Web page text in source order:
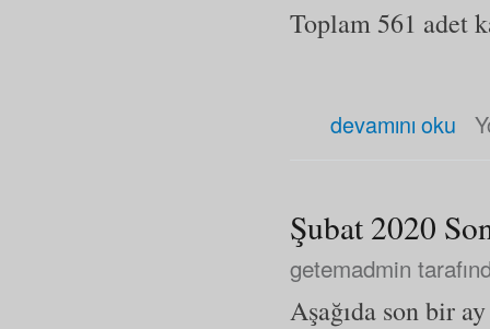
Toplam 561 adet
devamını oku
Şubat 2020
getemadmin
Aşağıda son bir